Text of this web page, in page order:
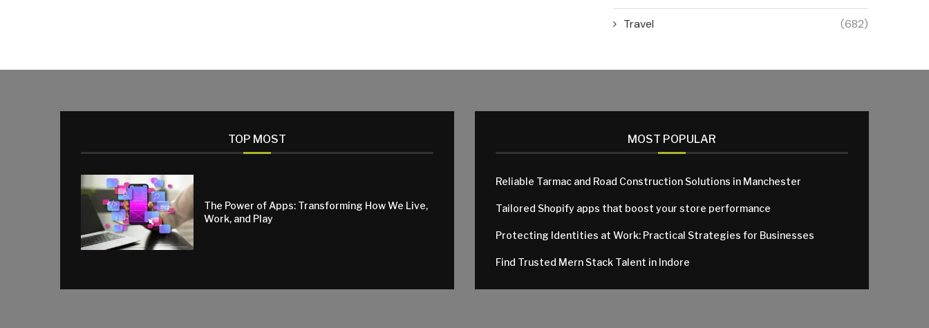
Travel (682)
TOP MOST
The Power of Apps: Transforming How We Live,
Work, and Play
MOST POPULAR
Reliable Tarmac and Road Construction Solutions in Manchester
Tailored Shopify apps that boost your store performance
Protecting Identities at Work: Practical Strategies for Businesses
Find Trusted Mern Stack Talent in Indore